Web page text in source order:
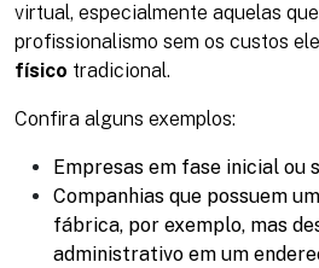
virtual, especialmente aquelas
profissionalismo sem os custos
físico tradicional.
Confira alguns exemplos:
Empresas em fase inicial ou
Companhias que possuem
fábrica, por exemplo, mas
administrativo em um